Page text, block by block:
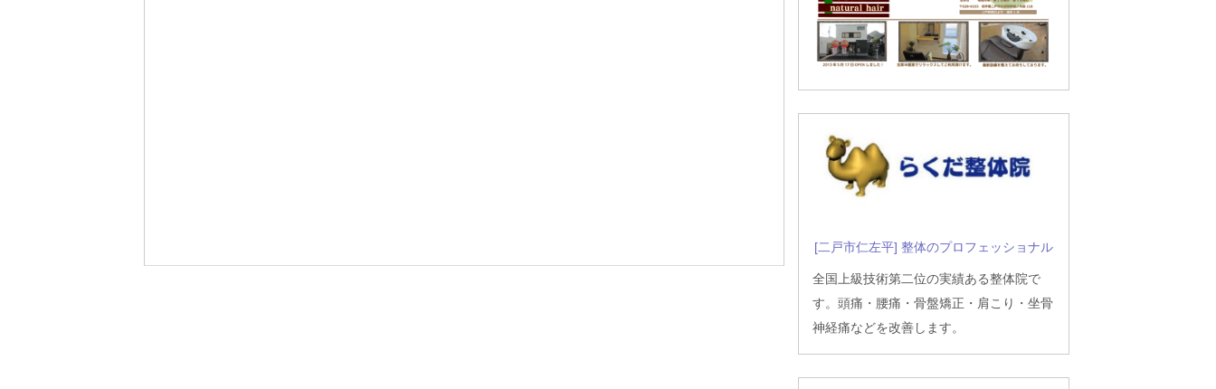
[二戸市仁左平] 整体のプロフェッショナル
全国上級技術第二位の実績ある整体院で
す。頭痛・腰痛・骨盤矯正・肩こり・坐骨
神経痛などを改善します。